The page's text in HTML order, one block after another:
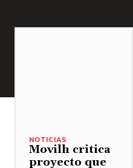
NOTICIAS
Movilh critica
proyecto que